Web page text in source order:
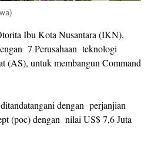
Ibu Kota Nusantara (IKN),
7 Perusahaan teknologi
(AS), untuk membangun Command
dengan perjanjian
(poc) dengan nilai US$ 7,6 Juta